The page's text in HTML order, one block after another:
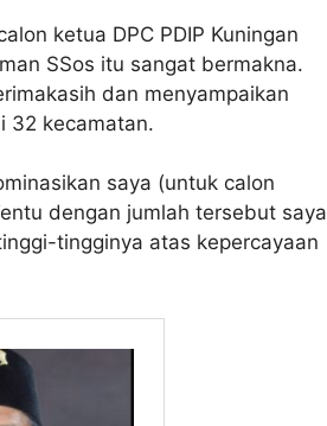
ketua DPC PDIP Kuningan
SSos itu sangat bermakna.
dan menyampaikan
32 kecamatan.
saya (untuk calon
dengan jumlah tersebut saya
tingginya atas kepercayaan